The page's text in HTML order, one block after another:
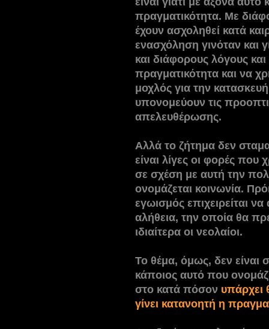
πραγματικότητα. Με
έχουν ασχοληθεί κατά
ενασχόληση γινόταν και
και διάφορους λόγους
πραγματικότητα και να
μοχλός για την
υπονομεύουν τις
απελευθέρωσης.
Αλλά το ζήτημα δεν
είναι λίγες οι φορές που
σε σχέση με αυτή την
ονομάζεται κοινωνία.
εγωισμός επιχειρείται
αλήθεια, την οποία θα
ιδιαίτερα οι νεολαίοι.
Το θέμα, όμως, δεν είναι
κάποιος αυτό που
στο κατά πόσον υπάρχει
γίνει κατανοητή η